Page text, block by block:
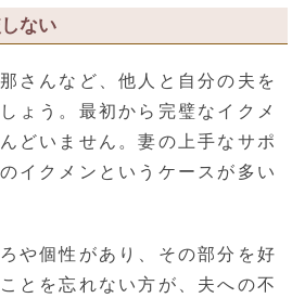
ない
さんなど、他人と自分の夫を
ょう。最初から完璧なイクメ
どいません。妻の上手なサポ
イクメンというケースが多い
や個性があり、その部分を好
とを忘れない方が、夫への不